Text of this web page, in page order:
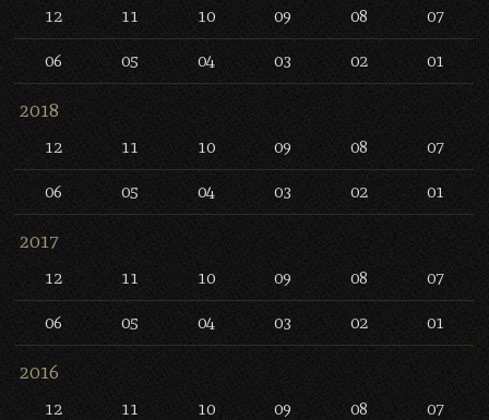
12 11 10 09 08 07
06 05 04 03 02 01
2018
12 11 10 09 08 07
06 05 04 03 02 01
2017
12 11 10 09 08 07
06 05 04 03 02 01
2016
12 11 10 09 08 07